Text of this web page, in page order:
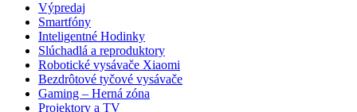
Výpredaj
Smartfóny
Inteligentné Hodinky
Slúchadlá a reproduktory
Robotické vysávače Xiaomi
Bezdrôtové tyčové vysávače
Gaming – Herná zóna
Projektory a TV